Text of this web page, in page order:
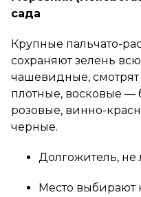
сада
Крупные пальчато-
сохраняют зелень
чашевидные,
плотные, восковые
розовые, винно-
черные.
Долгожитель, не
Место выбирают